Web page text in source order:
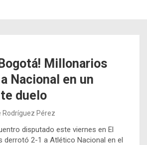
Millonarios
Nacional en un
duelo
Rodríguez Pérez
disputado este viernes en El
derrotó 2-1 a Atlético Nacional en el